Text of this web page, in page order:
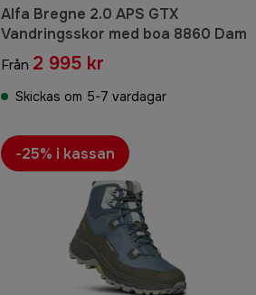
Alfa Bregne 2.0 APS GTX
Vandringsskor med boa 8860 Dam
Från 2 995 kr
Skickas om 5-7 vardagar
-25% i kassan